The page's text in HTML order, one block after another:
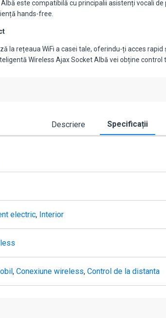
este compatibilă cu principalii asistenți vocali
hands-free.
la rețeaua WiFi a casei tale, oferindu-ți acces
Wireless Ajax Socket Albă vei obține
Descriere Specificații
electric, Interior
, Conexiune wireless, Control de la distanta